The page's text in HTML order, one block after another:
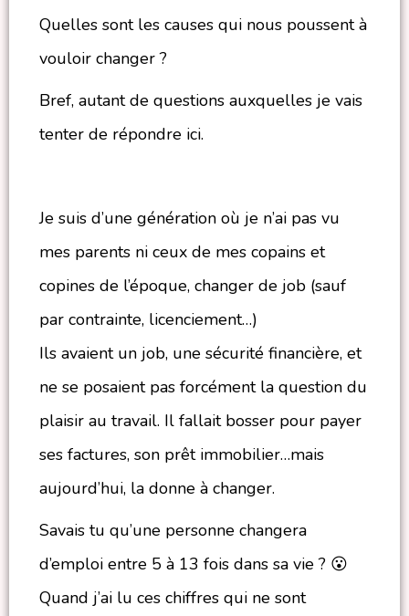
Quelles sont les causes qui nous poussent à
vouloir changer ?
Bref, autant de questions auxquelles je vais
tenter de répondre ici.
Je suis d’une génération où je n’ai pas vu
mes parents ni ceux de mes copains et
copines de l’époque, changer de job (sauf
par contrainte, licenciement…)
Ils avaient un job, une sécurité financière, et
ne se posaient pas forcément la question du
plaisir au travail. Il fallait bosser pour payer
ses factures, son prêt immobilier…mais
aujourd’hui, la donne à changer.
Savais tu qu’une personne changera
d’emploi entre 5 à 13 fois dans sa vie ? 😮
Quand j’ai lu ces chiffres qui ne sont